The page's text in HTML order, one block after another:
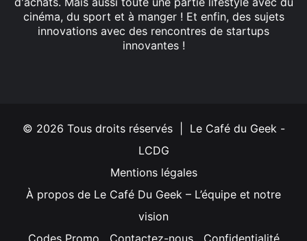
cinéma, du sport et à manger ! Et enfin, des sujets
innovations avec des rencontres de startups
innovantes !
© 2026 Tous droits réservés | Le Café du Geek -
LCDG
Mentions légales
À propos de Le Café Du Geek – L’équipe et notre
vision
Codes Promo
Contactez-nous Confidentialité